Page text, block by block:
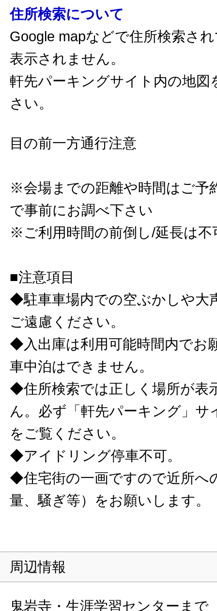
住所検索について
Google mapなどで住所検索さ
表示されません。
軒先パーキングサイト内の地図
さい。
目の前一方通行注意
※会場までの距離や時間はご予
で事前にお調べ下さい
※ご利用時間の前倒し/延長は不
■注意項目
◆駐車車場内での空ぶかしや大
ご遠慮ください。
◆入出庫は利用可能時間内でお
車中泊はできません。
◆住所検索では正しく場所が表
ん。必ず「軒先パーキング」サ
をご覧ください。
◆アイドリング停車不可。
◆住宅街の一画ですので近所へ
量、騒ぎ等）をお願いします。
周辺情報
鬼岩寺・生涯学習センターま